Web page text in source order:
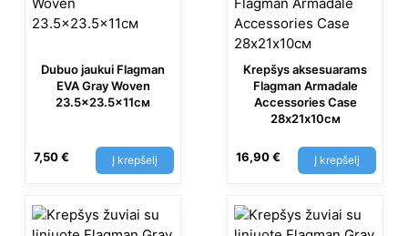
Dubuo jaukui Flagman
EVA Gray Woven
23.5×23.5×11см
7,50€ Į krepšelį
Krepšys aksesuarams
Flagman Armadale
Accessories Case
28х21х10см
16,90€ Į krepšelį